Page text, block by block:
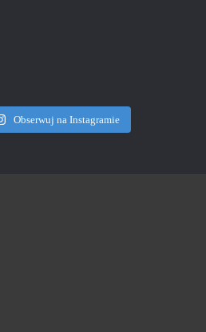
Obserwuj na Instagramie